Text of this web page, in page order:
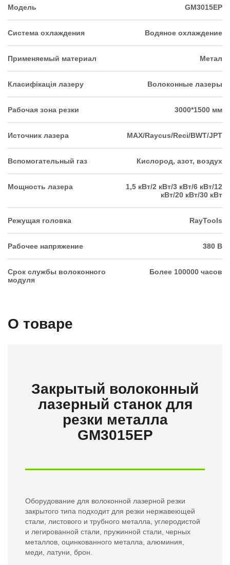
Модель GM3015EP
Система охлаждения Водяное охлаждение
Применяемый материал Метал
Класифікація лазеру Волоконные лазеры
Рабочая зона резки 3000*1500 мм
Источник лазера MAX/Raycus/Reci/BWT/JPT
Вспомогательный газ Кислород, азот, воздух
Мощность лазера
1,5 кВт/2 кВт/3 кВт/6 кВт/12
кВт/20 кВт/30 кВт
Режущая головка RayTools
Рабочее напряжение 380 В
Срок службы волоконного
модуля
Более 100000 часов
О товаре
Закрытый волоконный
лазерный станок для
резки металла
GM3015EP
Оборудование для волоконной лазерной резки
закрытого типа подходит для резки нержавеющей
стали, листового и трубного металла, углеродистой
и легированной стали, пружинной стали, черных
металлов, оцинкованного металла, алюминия,
меди, латуни, брон.